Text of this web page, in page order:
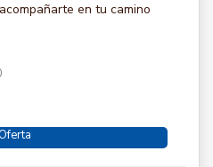
en tu camino